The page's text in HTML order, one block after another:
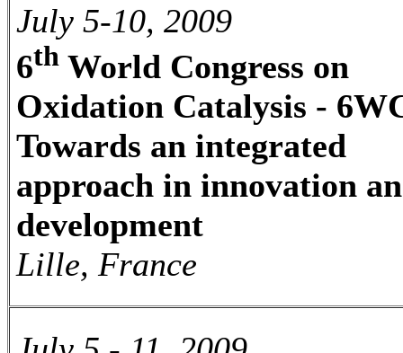
July 5-10, 2009
6th World Congress on
Oxidation Catalysis -
Towards an integrated
approach in innovation
development
Lille, France